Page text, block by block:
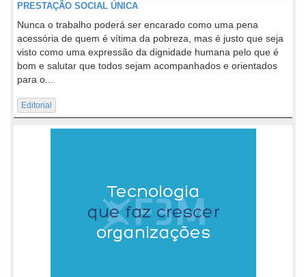
PRESTAÇÃO SOCIAL ÚNICA
Nunca o trabalho poderá ser encarado como uma pena
acessória de quem é vítima da pobreza, mas é justo que seja
visto como uma expressão da dignidade humana pelo que é
bom e salutar que todos sejam acompanhados e orientados
para o...
Editorial